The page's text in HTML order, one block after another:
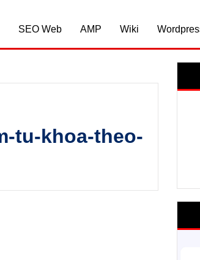
SEO Web AMP Wiki
tu-khoa-theo-